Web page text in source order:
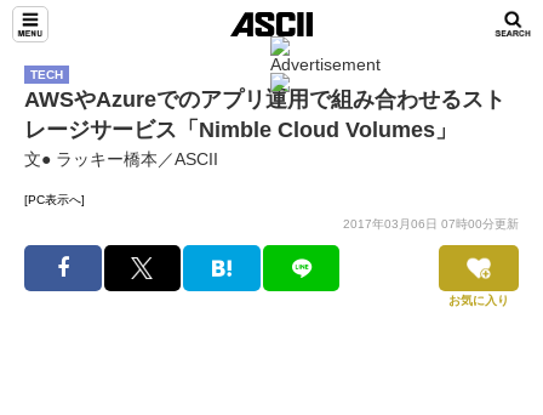
TECH
AWSやAzureでのアプリ運用で組み合わせるスト
レージサービス「Nimble Cloud Volumes」
文● ラッキー橋本／ASCII
[PC表示へ]
2017年03月06日 07時00分更新
お気に入り